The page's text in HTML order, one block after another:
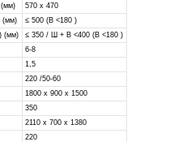
(мм)
570 х 470
(мм)
≤ 500 (В <180 )
(мм)
≤ 350 / Ш + В <400 (В <180 )
6-8
1,5
220 /50-60
1800 х 900 х 1500
350
2110 х 700 х 1380
220